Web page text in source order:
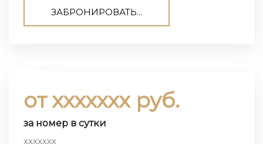
ЗАБРОНИРОВАТЬ...
от ххххххх руб.
за номер в сутки
ххххххх